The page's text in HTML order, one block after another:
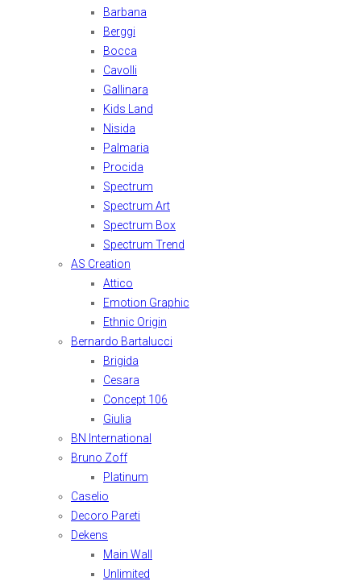
Barbana
Berggi
Bocca
Cavolli
Gallinara
Kids Land
Nisida
Palmaria
Procida
Spectrum
Spectrum Art
Spectrum Box
Spectrum Trend
AS Creation
Attico
Emotion Graphic
Ethnic Origin
Bernardo Bartalucci
Brigida
Cesara
Concept 106
Giulia
BN International
Bruno Zoff
Platinum
Caselio
Decoro Pareti
Dekens
Main Wall
Unlimited